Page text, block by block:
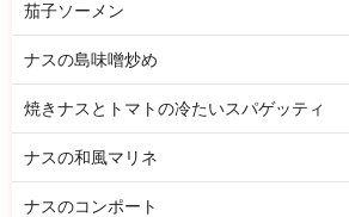
茄子ソーメン
ナスの島味噌炒め
焼きナスとトマトの冷たいスパゲッティ
ナスの和風マリネ
ナスのコンポート